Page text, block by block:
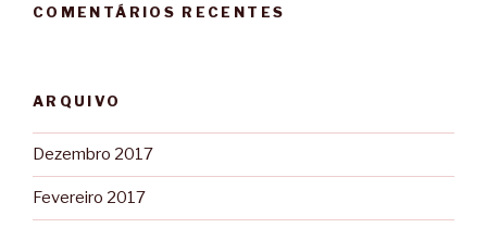
COMENTÁRIOS RECENTES
ARQUIVO
Dezembro 2017
Fevereiro 2017